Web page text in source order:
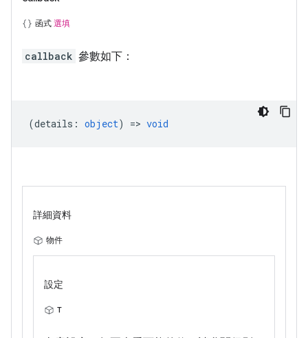
函式 選填
callback 參數如下：
(details : object) => void
詳細資料
物件
設定
T